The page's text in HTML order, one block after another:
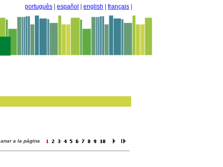
português español english français
anar a la pàgina